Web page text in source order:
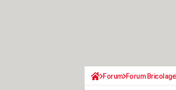
Forum Forum Bricolage